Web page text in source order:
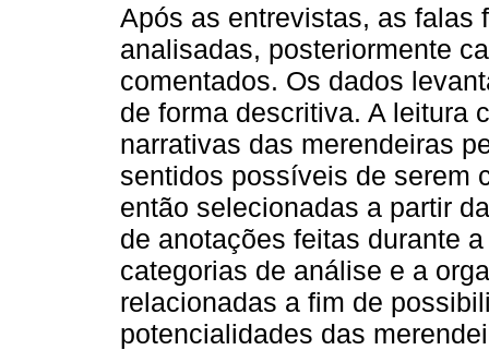
Após as entrevistas, as falas
analisadas, posteriormente
comentados. Os dados
de forma descritiva. A leitura
narrativas das merendeiras
sentidos possíveis de serem
então selecionadas a partir
de anotações feitas durante
categorias de análise e a
relacionadas a fim de
potencialidades das